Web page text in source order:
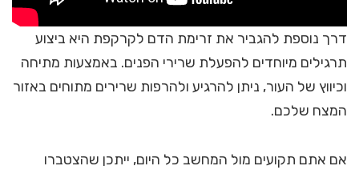
דרך נוספת להגביר את זרימת הדם לקרקפת היא ביצוע
תרגילים מיוחדים להפעלת שרירי הפנים. באמצעות מתיחה
וכיווץ של העור, ניתן להרגיע ולהרפות שרירים מתוחים באזור
המצח שלכם.
אם אתם תקועים מול המחשב כל היום, ייתכן שהצטברו